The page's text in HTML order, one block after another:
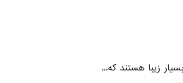
زیبا هستند که...